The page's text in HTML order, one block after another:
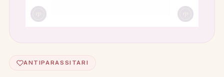
ANTIPARASSITARI